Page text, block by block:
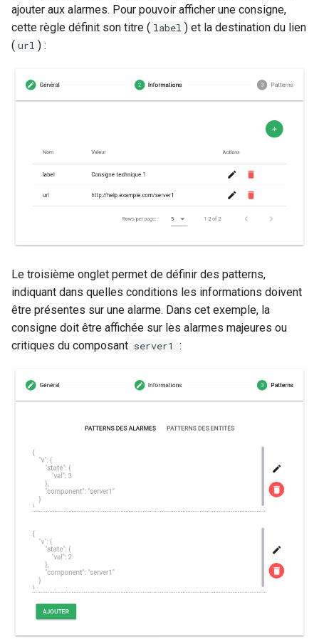
ajouter aux alarmes. Pour pouvoir afficher une consigne,
cette règle définit son titre ( label ) et la destination du lien
( url ) :
Le troisième onglet permet de définir des patterns,
indiquant dans quelles conditions les informations doivent
être présentes sur une alarme. Dans cet exemple, la
consigne doit être affichée sur les alarmes majeures ou
critiques du composant server1 :